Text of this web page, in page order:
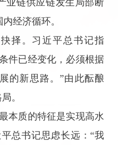
经济循环。
择。习近平总书记指
件已经变化，必须根据
的新思路。”由此酝酿
。
本质的特征是实现高水
总书记思虑长远：“我